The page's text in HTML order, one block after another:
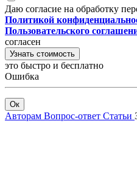
Даю согласие на обработку
Политикой
Пользовательского
согласен
Узнать стоимость
это быстро и бесплатно
Ошибка
Ок
Авторам Вопрос-ответ Статьи